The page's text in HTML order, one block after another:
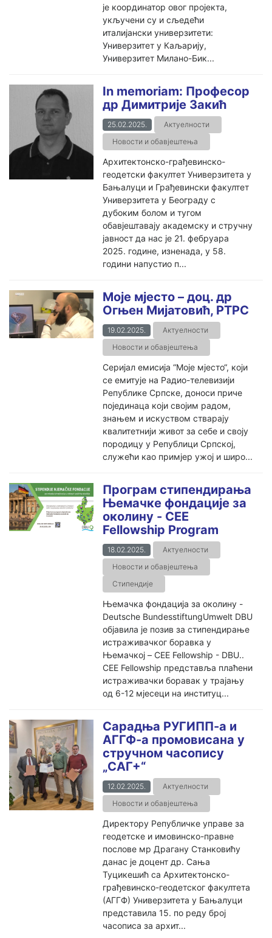
је координатор овог пројекта,
укључени су и сљедећи
италијански универзитети:
Универзитет у Каљарију,
Универзитет Милано-Бик...
In memoriam: Професор
др Димитрије Закић
25.02.2025.
Актуелности
Новости и обавјештења
Архитектонско-грађевинско-
геодетски факултет Универзитета у
Бањалуци и Грађевински факултет
Универзитета у Београду с
дубоким болом и тугом
обавјештавају академску и стручну
јавност да нас је 21. фебруара
2025. године, изненада, у 58.
години напустио п...
Моје мјесто – доц. др
Огњен Мијатовић, РТРС
19.02.2025.
Актуелности
Новости и обавјештења
Серијал емисија “Моје мјесто“, који
се емитује на Радио-телевизији
Републике Српске, доноси приче
појединаца који својим радом,
знањем и искуством стварају
квалитетнији живот за себе и своју
породицу у Републици Српској,
служећи као примјер ужој и широ...
Програм стипендирања
Њемачке фондације за
околину - CEE
Fellowship Program
18.02.2025.
Актуелности
Новости и обавјештења
Стипендије
Њемачка фондација за околину -
Deutsche BundesstiftungUmwelt DBU
објавила је позив за стипендирање
истраживачког боравка у
Њемачкој – CEE Fellowship - DBU..
CEE Fellowship представља плаћени
истраживачки боравак у трајању
од 6-12 мјесеци на институц...
Сарадња РУГИПП-а и
АГГФ-а промовисана у
стручном часопису
„САГ+“
12.02.2025.
Актуелности
Новости и обавјештења
Директору Републичке управе за
геодетске и имовинско-правне
послове мр Драгану Станковићу
данас је доцент др. Сања
Туцикешић са Архитектонско-
грађевинско-геодетског факултета
(АГГФ) Универзитета у Бањалуци
представила 15. по реду број
часописа за архит...